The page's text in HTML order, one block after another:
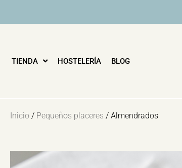
PEDIDOS CON 48 HORAS DE ANTELACIÓN.
TIENDA HOSTELERÍA BLOG
Inicio / Pequeños placeres / Almendrados